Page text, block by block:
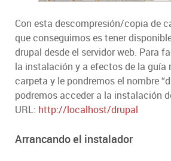
Con esta descompresión/copia de
que conseguimos es tener
drupal desde el servidor web. Para
la instalación y a efectos de la guía
carpeta y le pondremos el nombre
podremos acceder a la instalación
URL: http://localhost/drupal
Arrancando el instalador